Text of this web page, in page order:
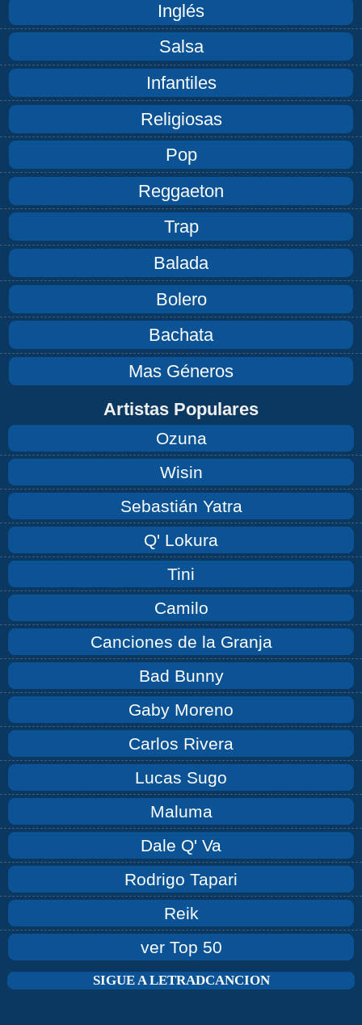
Inglés
Salsa
Infantiles
Religiosas
Pop
Reggaeton
Trap
Balada
Bolero
Bachata
Mas Géneros
Artistas Populares
Ozuna
Wisin
Sebastián Yatra
Q' Lokura
Tini
Camilo
Canciones de la Granja
Bad Bunny
Gaby Moreno
Carlos Rivera
Lucas Sugo
Maluma
Dale Q' Va
Rodrigo Tapari
Reik
ver Top 50
SIGUE A LETRADCANCION